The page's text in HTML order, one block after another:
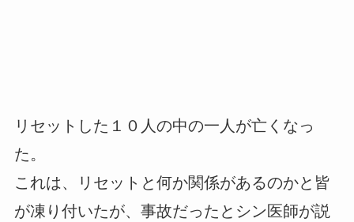
リセットした１０人の中の一人が亡くなっ
た。
これは、リセットと何か関係があるのかと皆
が凍り付いたが、事故だったとシン医師が説